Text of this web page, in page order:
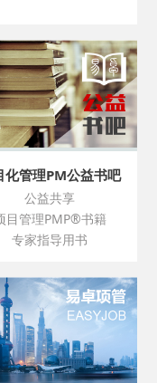
化管理PM公益书吧
公益共享
目管理PMP®书籍
专家指导用书